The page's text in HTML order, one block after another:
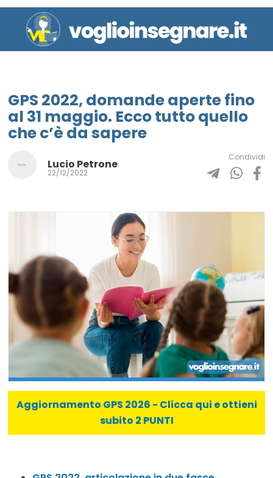
GPS 2022, domande aperte fino
al 31 maggio. Ecco tutto quello
che c’è da sapere
Lucio Petrone
22/12/2022
Condividi
Aggiornamento GPS 2026 - Clicca qui e ottieni
subito 2 PUNTI